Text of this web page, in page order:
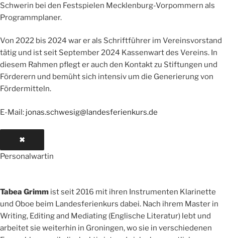
Schwerin bei den Festspielen Mecklenburg-Vorpommern als
Programmplaner.
Von 2022 bis 2024 war er als Schriftführer im Vereinsvorstand
tätig und ist seit September 2024 Kassenwart des Vereins. In
diesem Rahmen pflegt er auch den Kontakt zu Stiftungen und
Förderern und bemüht sich intensiv um die Generierung von
Fördermitteln.
E-Mail: jonas.schwesig@landesferienkurs.de
✖
Personalwartin
Tabea Grimm ist seit 2016 mit ihren Instrumenten Klarinette
und Oboe beim Landesferienkurs dabei. Nach ihrem Master in
Writing, Editing and Mediating (Englische Literatur) lebt und
arbeitet sie weiterhin in Groningen, wo sie in verschiedenen